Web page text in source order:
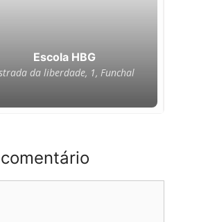
Escola HBG
da liberdade, 1, Funchal